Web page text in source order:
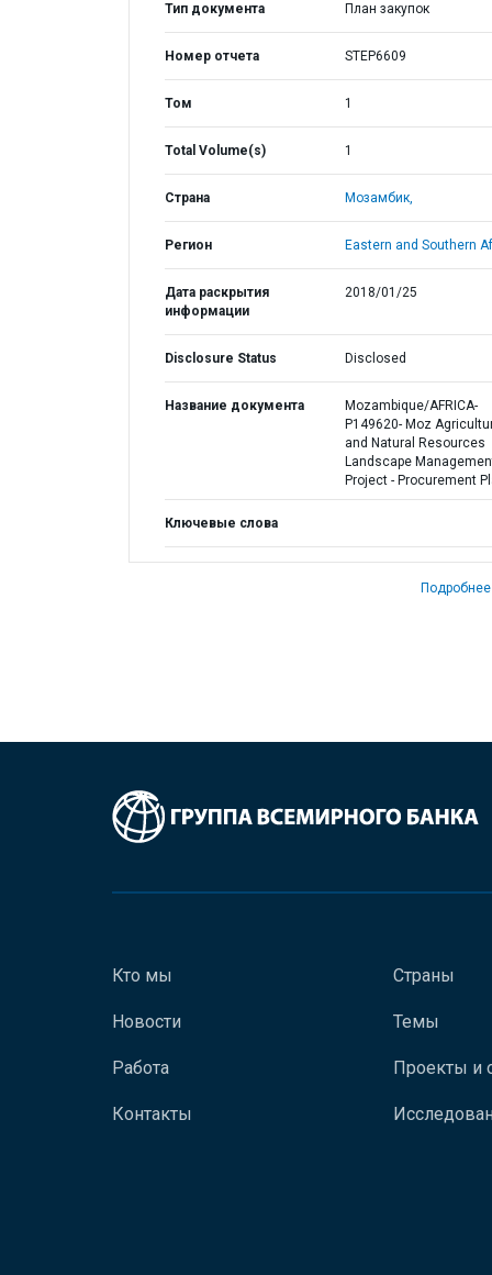
Тип документа План закупок
Номер отчета STEP6609
Том 1
Total Volume(s) 1
Страна Мозамбик,
Регион Eastern and Southern
Дата раскрытия
информации
2018/01/25
Disclosure Status Disclosed
Название документа
Mozambique/AFRICA-
P149620- Moz
and Natural Resources
Landscape
Project - Procurement
Ключевые слова
Подробнее
Кто мы
Новости
Работа
Контакты
Страны
Темы
Проекты и